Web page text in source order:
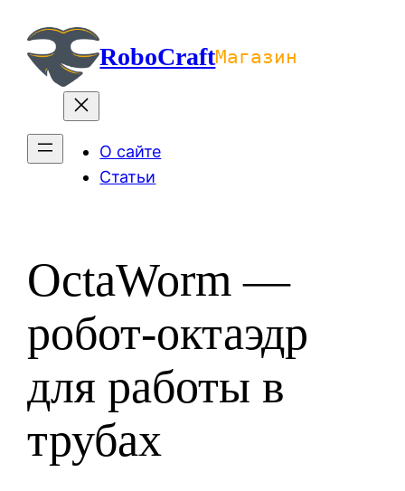
содержимомуRoboCraftМагазин
О сайте
Статьи
OctaWorm —
робот-октаэдр
для работы в
трубах